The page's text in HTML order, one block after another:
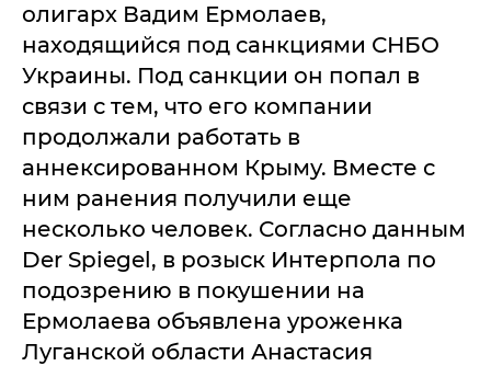
олигарх Вадим Ермолаев,
находящийся под санкциями СНБО
Украины. Под санкции он попал в
связи с тем, что его компании
продолжали работать в
аннексированном Крыму. Вместе с
ним ранения получили еще
несколько человек. Согласно данным
Der Spiegel, в розыск Интерпола по
подозрению в покушении на
Ермолаева объявлена уроженка
Луганской области Анастасия